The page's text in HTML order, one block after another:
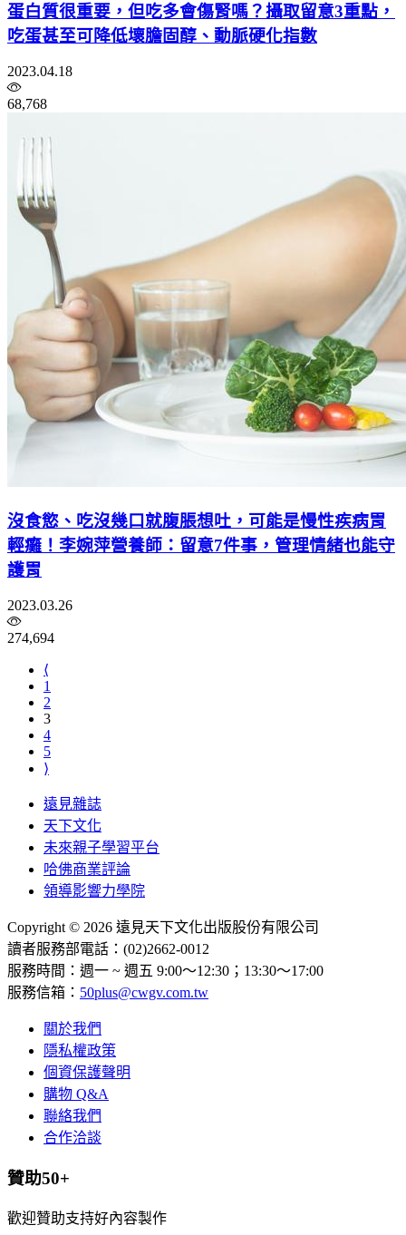
蛋白質很重要，但吃多會傷腎嗎？攝取留意3重點，
吃蛋甚至可降低壞膽固醇、動脈硬化指數
2023.04.18
68,768
沒食慾、吃沒幾口就腹脹想吐，可能是慢性疾病胃
輕癱！李婉萍營養師：留意7件事，管理情緒也能守
護胃
2023.03.26
274,694
⟨
1
2
3
4
5
⟩
遠見雜誌
天下文化
未來親子學習平台
哈佛商業評論
領導影響力學院
Copyright © 2026 遠見天下文化出版股份有限公司
讀者服務部電話：(02)2662-0012
服務時間：週一 ~ 週五 9:00～12:30；13:30～17:00
服務信箱： 50plus@cwgv.com.tw
關於我們
隱私權政策
個資保護聲明
購物 Q&A
聯絡我們
合作洽談
贊助50+
歡迎贊助支持好內容製作